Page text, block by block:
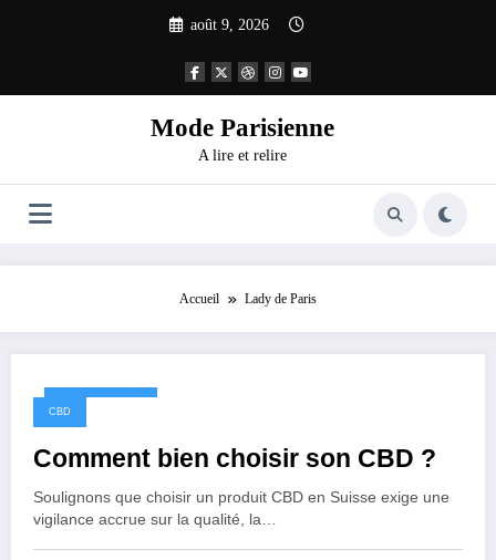
août 9, 2026
Mode Parisienne
A lire et relire
Accueil Lady de Paris
février 12, 2026
CBD
Comment bien choisir son CBD ?
Soulignons que choisir un produit CBD en Suisse exige une
vigilance accrue sur la qualité, la…